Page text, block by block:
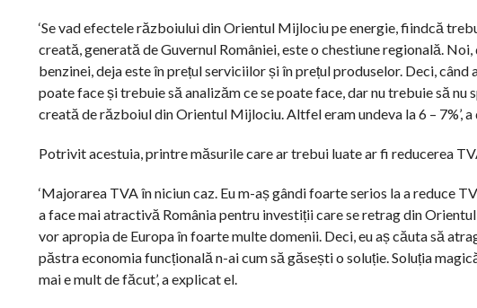
‘Se vad efectele războiului din Orientul Mijlociu pe energie, fiindcă
creată, generată de Guvernul României, este o chestiune regională.
benzinei, deja este în prețul serviciilor și în prețul produselor. Deci,
poate face și trebuie să analizăm ce se poate face, dar nu trebuie să
creată de războiul din Orientul Mijlociu. Altfel eram undeva la 6 – 7%’,
Potrivit acestuia, printre măsurile care ar trebui luate ar fi reducerea
‘Majorarea TVA în niciun caz. Eu m-aș gândi foarte serios la a reduce
a face mai atractivă România pentru investiții care se retrag din
vor apropia de Europa în foarte multe domenii. Deci, eu aș căuta să
păstra economia funcțională n-ai cum să găsești o soluție. Soluția
mai e mult de făcut’, a explicat el.